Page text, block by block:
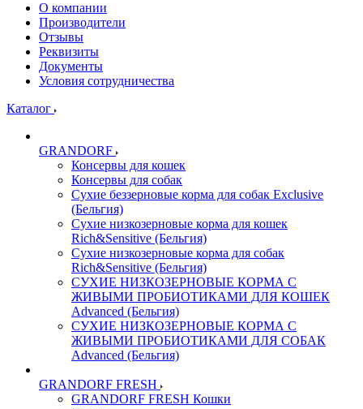
О компании
Производители
Отзывы
Реквизиты
Документы
Условия сотрудничества
Каталог
GRANDORF
Консервы для кошек
Консервы для собак
Сухие беззерновые корма для собак Exclusive
(Бельгия)
Сухие низкозерновые корма для кошек
Rich&Sensitive (Бельгия)
Сухие низкозерновые корма для собак
Rich&Sensitive (Бельгия)
СУХИЕ НИЗКОЗЕРНОВЫЕ КОРМА С
ЖИВЫМИ ПРОБИОТИКАМИ ДЛЯ КОШЕК
Advanced (Бельгия)
СУХИЕ НИЗКОЗЕРНОВЫЕ КОРМА С
ЖИВЫМИ ПРОБИОТИКАМИ ДЛЯ СОБАК
Advanced (Бельгия)
GRANDORF FRESH
GRANDORF FRESH Кошки